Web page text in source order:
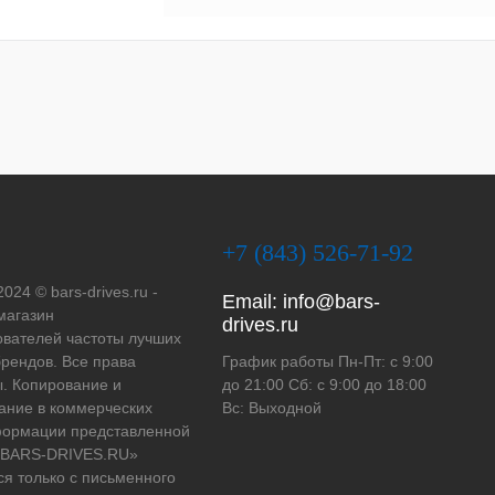
© bars-drives.ru -
частоты лучших
Все права
Копирование и
в коммерческих
представленной
DRIVES.RU»
только с письменного
+7 (843) 526-71-92
Email: info@bars-
drives.ru
График работы Пн-Пт: с 9:00
до 21:00 Сб: с 9:00 до 18:00
Вс: Выходной